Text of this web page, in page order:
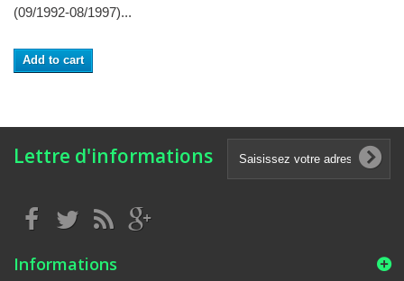
(09/1992-08/1997)...
Add to cart
Lettre d'informations
Informations